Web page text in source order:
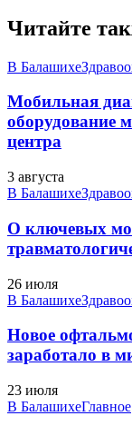
Читайте
В Балашихе
Мобильная
оборудование
центра
3 августа
В Балашихе
О ключевых
26 июля
В Балашихе
Новое
заработало в
23 июля
В БалашихеГлавное